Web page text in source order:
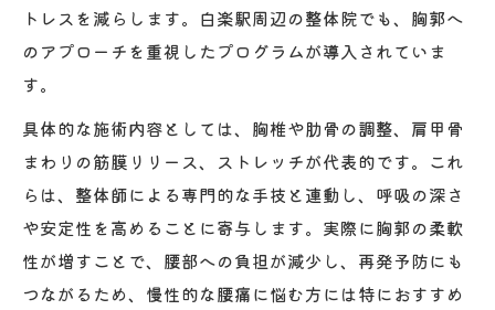
トレスを減らします。白楽駅周辺の整体院でも、胸郭へ
のアプローチを重視したプログラムが導入されていま
す。
具体的な施術内容としては、胸椎や肋骨の調整、肩甲骨
まわりの筋膜リリース、ストレッチが代表的です。これ
らは、整体師による専門的な手技と連動し、呼吸の深さ
や安定性を高めることに寄与します。実際に胸郭の柔軟
性が増すことで、腰部への負担が減少し、再発予防にも
つながるため、慢性的な腰痛に悩む方には特におすすめ